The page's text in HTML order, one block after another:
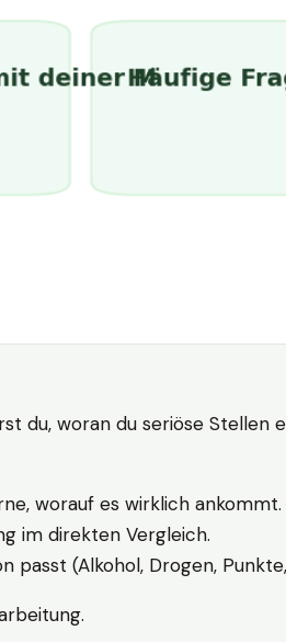
du, woran du seriöse Stellen
worauf es wirklich ankommt.
im direkten Vergleich.
passt (Alkohol, Drogen,